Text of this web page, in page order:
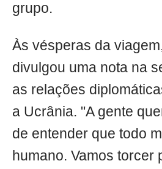
grupo.
Às vésperas da
divulgou uma nota na
as relações
a Ucrânia. "A gente
de entender que todo
humano. Vamos torcer